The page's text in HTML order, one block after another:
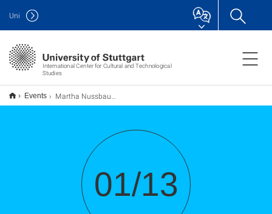
International Center for Cultural and Technological
Studies
Uni
Events Martha Nussbaum | Crucified by the War Machine: Benjamin Brittens „War Requiem“, Bodies, and the Hope of Reconciliation
01/13